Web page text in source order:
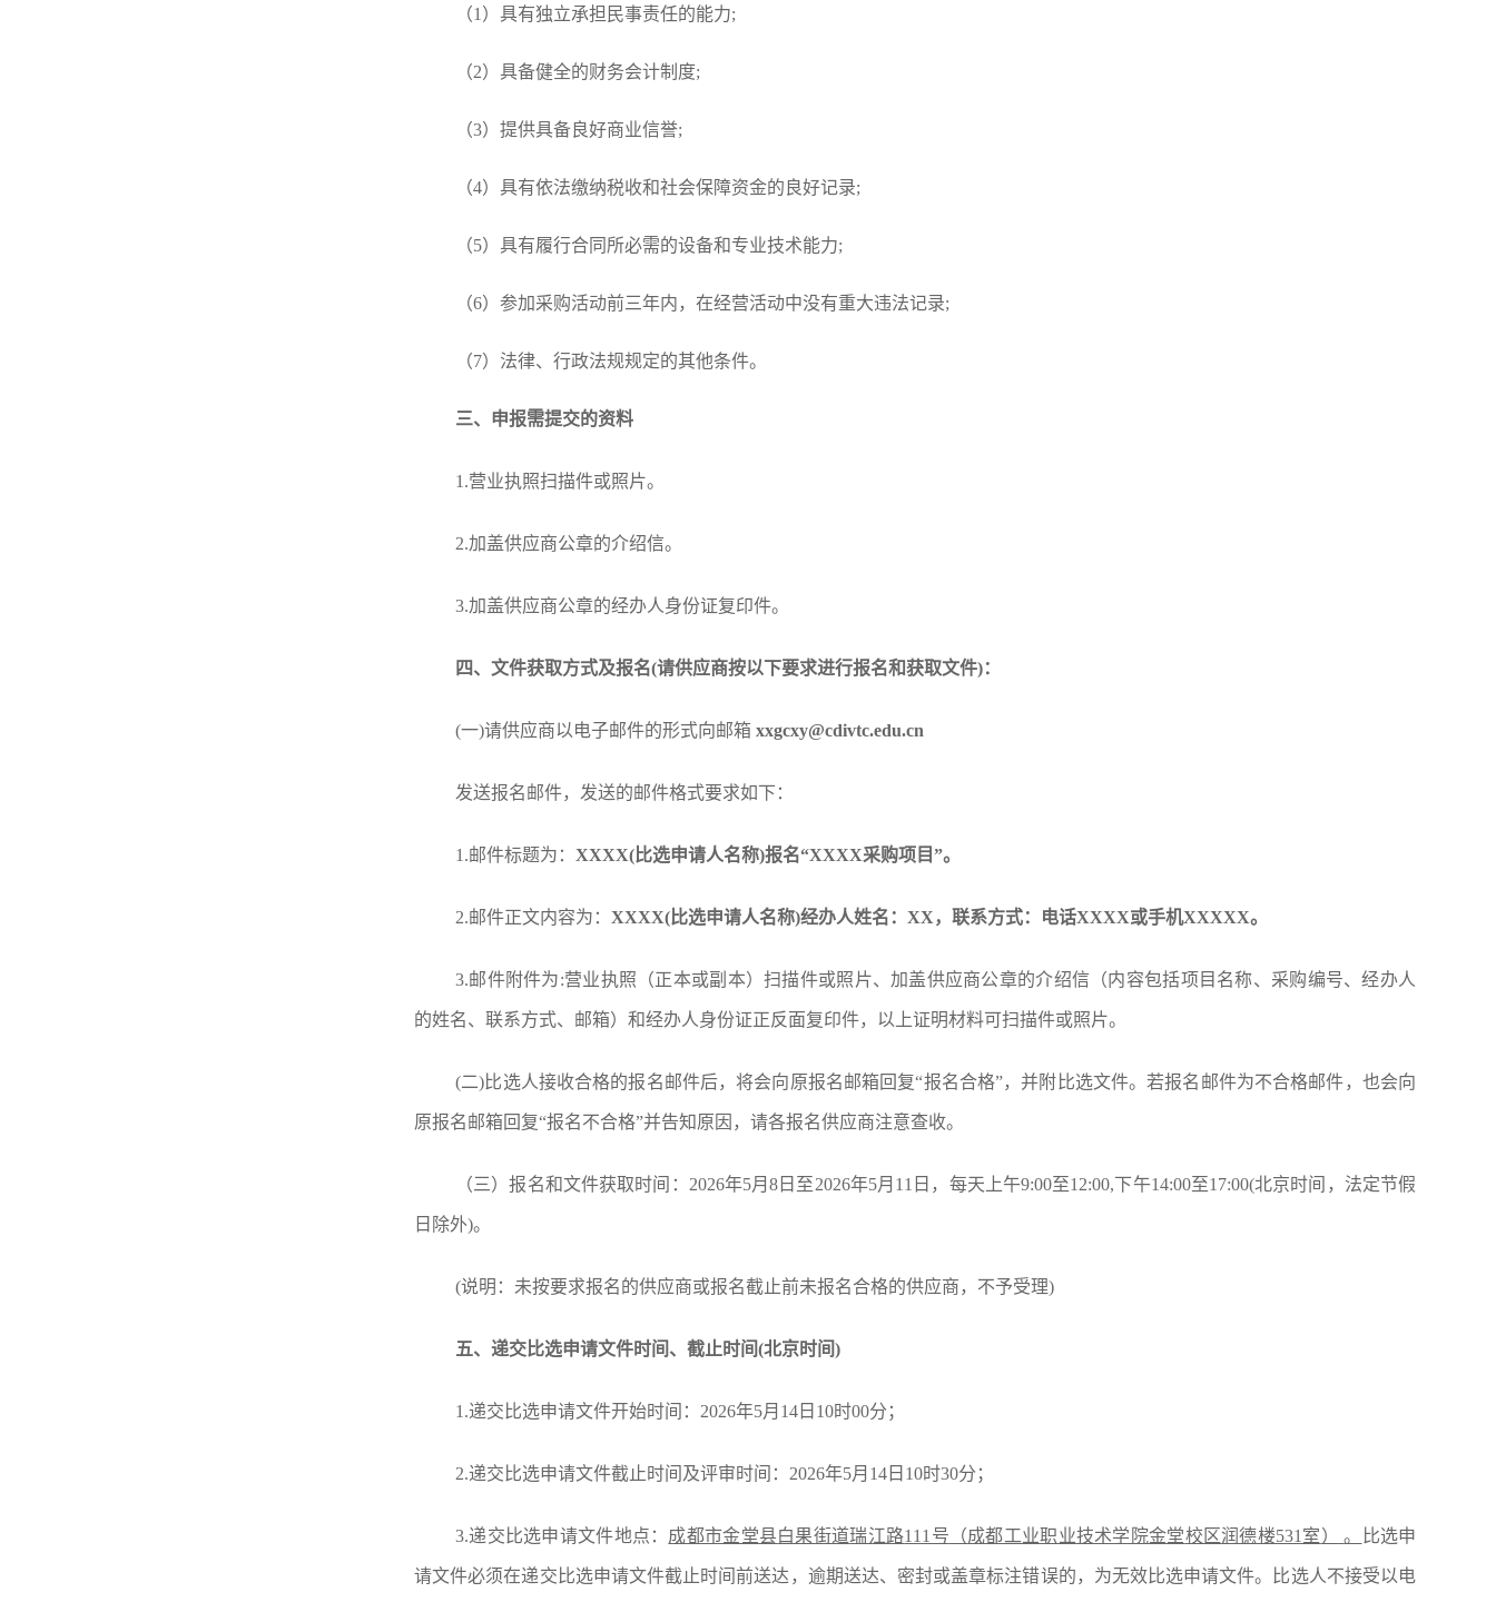
（1）具有独立承担民事责任的能力;
（2）具备健全的财务会计制度;
（3）提供具备良好商业信誉;
（4）具有依法缴纳税收和社会保障资金的良好记录;
（5）具有履行合同所必需的设备和专业技术能力;
（6）参加采购活动前三年内，在经营活动中没有重大违法记录;
（7）法律、行政法规规定的其他条件。
三、申报需提交的资料
1.营业执照扫描件或照片。
2.加盖供应商公章的介绍信。
3.加盖供应商公章的经办人身份证复印件。
四、文件获取方式及报名(请供应商按以下要求进行报名和获取文件)：
(一)请供应商以电子邮件的形式向邮箱 xxgcxy@cdivtc.edu.cn
发送报名邮件，发送的邮件格式要求如下：
1.邮件标题为： XXXX(比选申请人名称)报名“XXXX采购项目”。
2.邮件正文内容为： XXXX(比选申请人名称)经办人姓名：XX，联系方式：电话XXXX或手机XXXXX。
3.邮件附件为:营业执照（正本或副本）扫描件或照片、加盖供应商公章的介绍信（内容包括项目名称、采购编号、经办人
的姓名、联系方式、邮箱）和经办人身份证正反面复印件，以上证明材料可扫描件或照片。
(二)比选人接收合格的报名邮件后，将会向原报名邮箱回复“报名合格”，并附比选文件。若报名邮件为不合格邮件，也会向
原报名邮箱回复“报名不合格”并告知原因，请各报名供应商注意查收。
（三）报名和文件获取时间： 2026年5月8 日至2026年5月 11 日，每天上午9:00至12:00,下午14:00至17:00(北京时间，法定节假
日除外)。
(说明：未按要求报名的供应商或报名截止前未报名合格的供应商，不予受理)
五、递交比选申请文件时间、截止时间 (北京时间)
1.递交比选申请文件开始时间：2026年5月 14 日 10时00分；
2.递交比选申请文件截止时间及评审时间：2026年5月 14 日 10时30分；
3.递交比选申请文件地点： 成都市金堂县白果街道瑞江路111号 （成都工业职业技术学院金堂校区润德楼531室） 。 比选申
请文件必须在递交比选申请文件截止时间前送达，逾期送达、密封或盖章标注错误的，为无效比选申请文件。比选人不接受以电